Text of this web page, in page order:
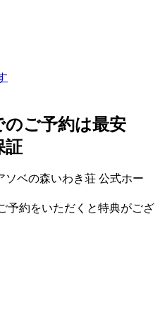
ご予約は最安
証
ソベの森いわき荘 公式ホー
予約をいただくと特典がござ